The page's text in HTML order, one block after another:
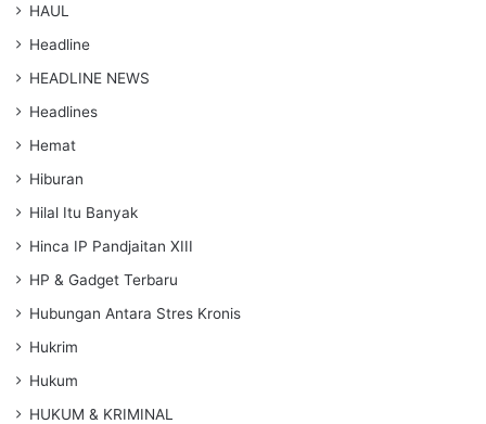
HAUL
Headline
HEADLINE NEWS
Headlines
Hemat
Hiburan
Hilal Itu Banyak
Hinca IP Pandjaitan XIII
HP & Gadget Terbaru
Hubungan Antara Stres Kronis
Hukrim
Hukum
HUKUM & KRIMINAL